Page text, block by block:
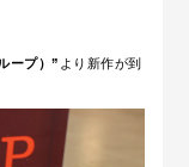
ープ）” より新作が到